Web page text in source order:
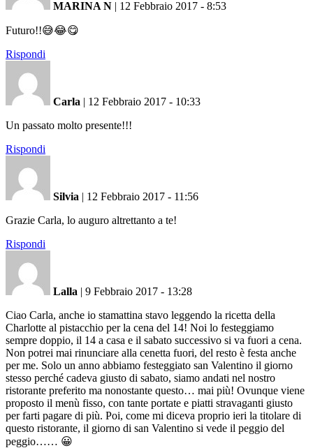
MARINA N | 12 Febbraio 2017 - 8:53
Futuro!!😅😂😋
Rispondi
Carla | 12 Febbraio 2017 - 10:33
Un passato molto presente!!!
Rispondi
Silvia | 12 Febbraio 2017 - 11:56
Grazie Carla, lo auguro altrettanto a te!
Rispondi
Lalla | 9 Febbraio 2017 - 13:28
Ciao Carla, anche io stamattina stavo leggendo la ricetta della
Charlotte al pistacchio per la cena del 14! Noi lo festeggiamo
sempre doppio, il 14 a casa e il sabato successivo si va fuori a cena.
Non potrei mai rinunciare alla cenetta fuori, del resto è festa anche
per me. Solo un anno abbiamo festeggiato san Valentino il giorno
stesso perché cadeva giusto di sabato, siamo andati nel nostro
ristorante preferito ma nonostante questo… mai più! Ovunque viene
proposto il menù fisso, con tante portate e piatti stravaganti giusto
per farti pagare di più. Poi, come mi diceva proprio ieri la titolare di
questo ristorante, il giorno di san Valentino si vede il peggio del
peggio…… 😀